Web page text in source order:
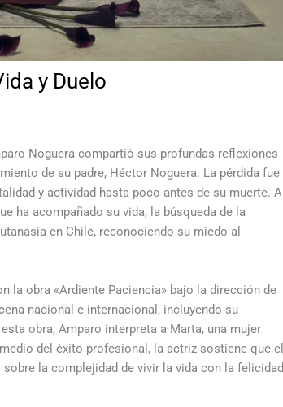
y Duelo
Noguera compartió sus profundas reflexiones
de su padre, Héctor Noguera. La pérdida fue
y actividad hasta poco antes de su muerte. A
ha acompañado su vida, la búsqueda de la
en Chile, reconociendo su miedo al
la obra «Ardiente Paciencia» bajo la dirección de
nacional e internacional, incluyendo su
obra, Amparo interpreta a Marta, una mujer
del éxito profesional, la actriz sostiene que el
la complejidad de vivir la vida con la felicidad